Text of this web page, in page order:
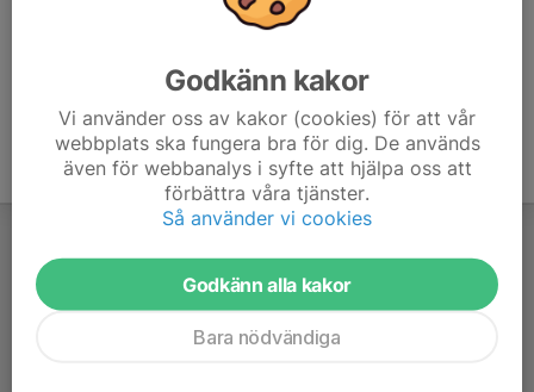
Godkänn kakor
Vi använder oss av kakor (cookies) för att vår
webbplats ska fungera bra för dig. De används
även för webbanalys i syfte att hjälpa oss att
förbättra våra tjänster.
Så använder vi cookies
Godkänn alla kakor
Bara nödvändiga